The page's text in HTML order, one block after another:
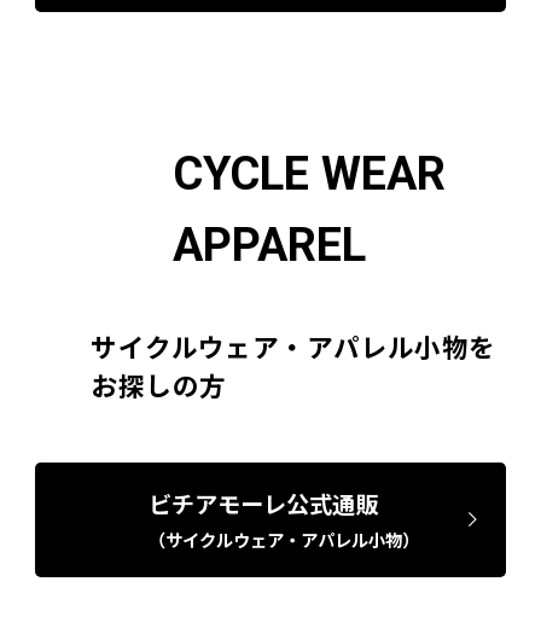
CYCLE WEAR
APPAREL
サイクルウェア・アパレル小物を
お探しの方
ビチアモーレ公式通販
（サイクルウェア・アパレル小物）